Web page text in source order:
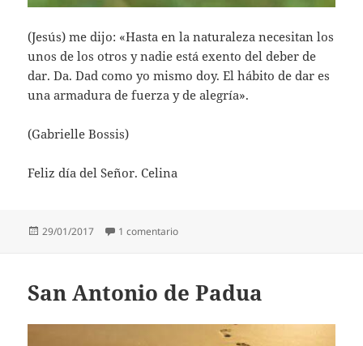
(Jesús) me dijo: «Hasta en la naturaleza necesitan los
unos de los otros y nadie está exento del deber de
dar. Da. Dad como yo mismo doy. El hábito de dar es
una armadura de fuerza y de alegría».
(Gabrielle Bossis)
Feliz día del Señor. Celina
Publicado
29/01/2017 1 comentarioen Gabrielle Bossis
San Antonio de Padua